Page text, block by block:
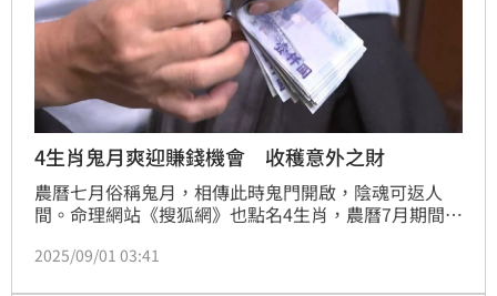
4生肖鬼月爽迎賺錢機會 收穫意外之財
農曆七月俗稱鬼月，相傳此時鬼門開啟，陰魂可返人
間。命理網站《搜狐網》也點名4生肖，農曆7月期間貴
2025/09/01 03:41